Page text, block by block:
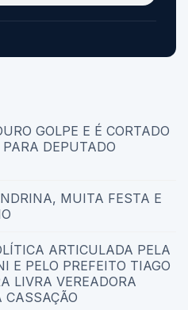
GOLPE E É CORTADO
DEPUTADO
MUITA FESTA E
ARTICULADA PELA
E PELO PREFEITO TIAGO
LIVRA VEREADORA